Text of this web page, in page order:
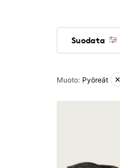
Suodata
Aktiiviset
Muoto: Pyöreät